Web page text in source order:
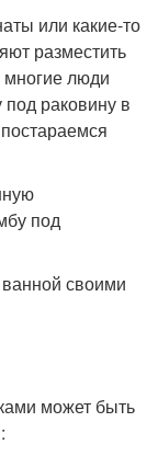
или какие-то
разместить
люди
под раковину в
своими
может быть